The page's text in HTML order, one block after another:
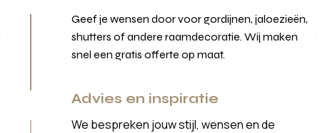
Geef je wensen door voor gordijnen, jaloezieën,
shutters of andere raamdecoratie. Wij maken
snel een gratis offerte op maat.
Advies en inspiratie
We bespreken jouw stijl, wensen en de